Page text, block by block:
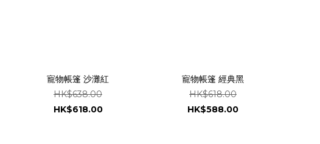
寵物帳篷 沙灘紅
HK$638.00
HK$618.00
寵物帳篷 經典黑
HK$618.00
HK$588.00